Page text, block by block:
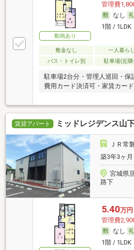
動画あり
管理費
なし
1階 / 1LDK
敷金なし 一人暮らし
バス・トイレ別
駐車場(近隣
駐車場2台分・管理人巡回・保
費用カード決済可・家賃カー
賃貸アパート ミッドレジデンス山
ＪＲ常
築3年3ヶ
宮城県
路下
5.40万円
管理費
なし
1階 / 1LDK